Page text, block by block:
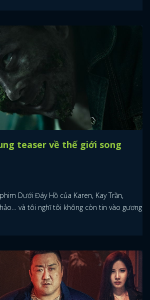
teaser về thế giới song
Dưới Đáy Hồ của Karen, Kay Trần,
và tôi nghĩ tôi không còn tin vào gương